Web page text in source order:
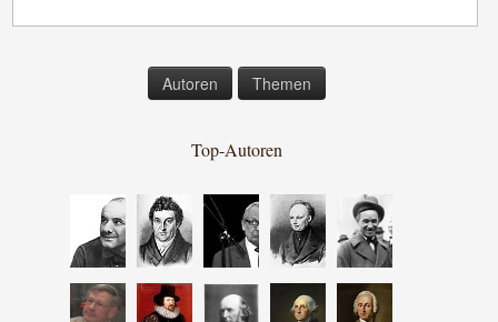
Autoren Themen
Top-Autoren